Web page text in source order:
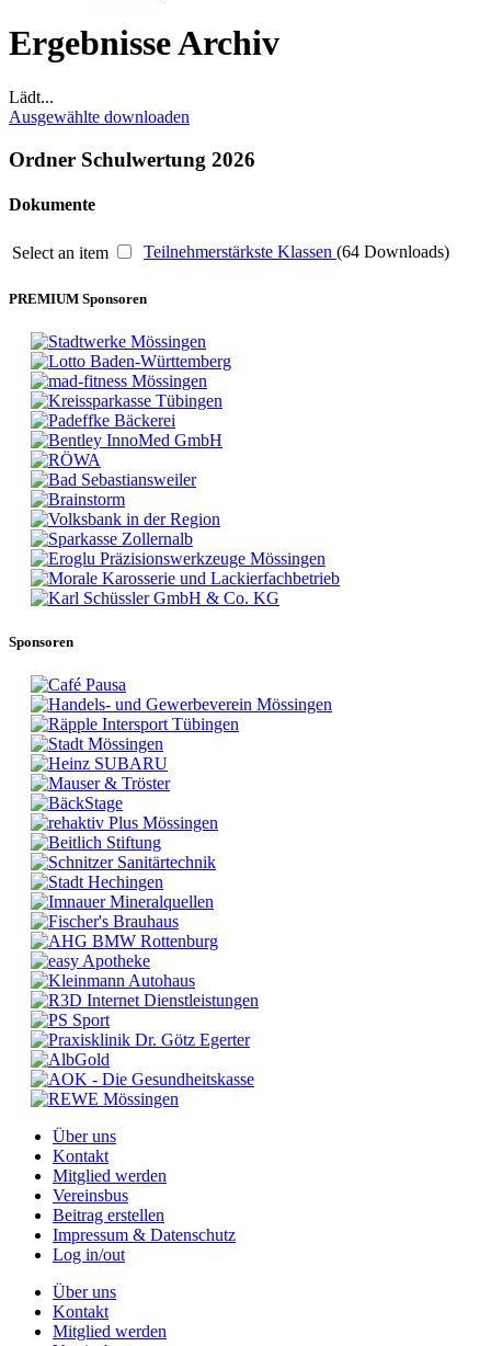
Ergebnisse Archiv
Lädt...
Ausgewählte downloaden
Ordner Schulwertung 2026
Dokumente
Select an item Teilnehmerstärkste Klassen (64 Downloads)
PREMIUM Sponsoren
Sponsoren
Über uns
Kontakt
Mitglied werden
Vereinsbus
Beitrag erstellen
Impressum & Datenschutz
Log in/out
Über uns
Kontakt
Mitglied werden